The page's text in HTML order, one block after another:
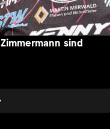
sind